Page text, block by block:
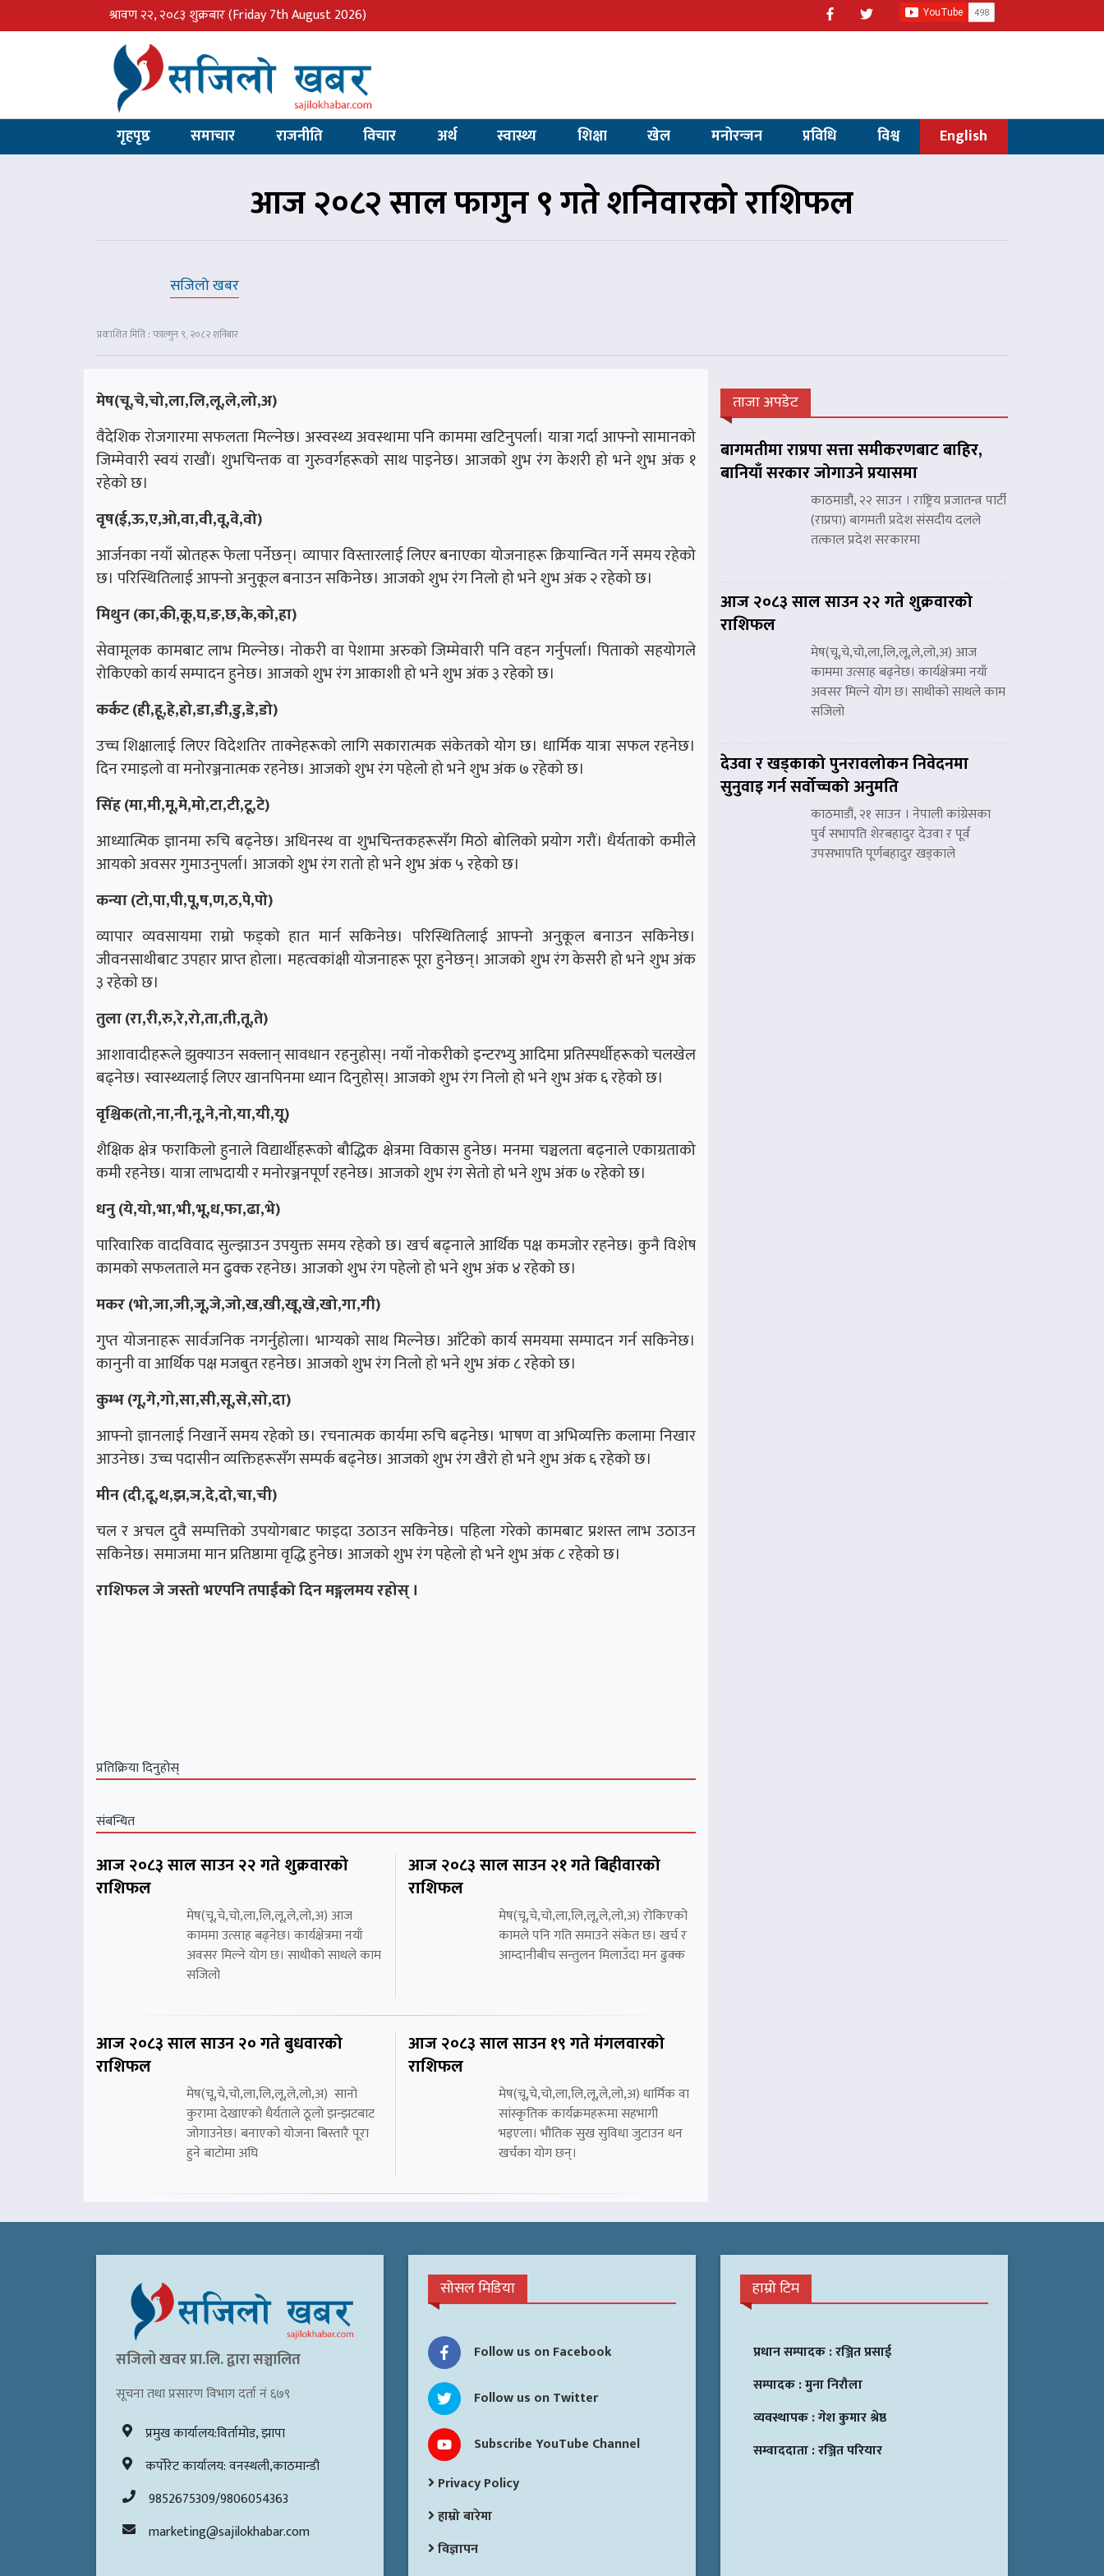
श्रावण २२, २०८३ शुक्रबार(Friday 7th August 2026)
गृहपृष्ठ समाचार राजनीति विचार अर्थ स्वास्थ्य शिक्षा खेल मनोरन्जन प्रविधि विश्व English
आज २०८२ साल फागुन ९ गते शनिवारको राशिफल
सजिलो खबर
प्रकाशित मिति : फाल्गुन ९, २०८२ शनिबार
मेष(चू,चे,चो,ला,लि,लू,ले,लो,अ)
वैदेशिक रोजगारमा सफलता मिल्नेछ। अस्वस्थ्य अवस्थामा पनि काममा खटिनुपर्ला। यात्रा गर्दा आफ्नो सामानको
जिम्मेवारी स्वयं राखौं। शुभचिन्तक वा गुरुवर्गहरूको साथ पाइनेछ। आजको शुभ रंग केशरी हो भने शुभ अंक १
रहेको छ।
वृष(ई,ऊ,ए,ओ,वा,वी,वू,वे,वो)
आर्जनका नयाँ स्रोतहरू फेला पर्नेछन्। व्यापार विस्तारलाई लिएर बनाएका योजनाहरू क्रियान्वित गर्ने समय रहेको
छ। परिस्थितिलाई आफ्नो अनुकूल बनाउन सकिनेछ। आजको शुभ रंग निलो हो भने शुभ अंक २ रहेको छ।
मिथुन (का,की,कू,घ,ङ,छ,के,को,हा)
सेवामूलक कामबाट लाभ मिल्नेछ। नोकरी वा पेशामा अरुको जिम्मेवारी पनि वहन गर्नुपर्ला। पिताको सहयोगले
रोकिएको कार्य सम्पादन हुनेछ। आजको शुभ रंग आकाशी हो भने शुभ अंक ३ रहेको छ।
कर्कट (ही,हू,हे,हो,डा,डी,डु,डे,डो)
उच्च शिक्षालाई लिएर विदेशतिर ताक्नेहरूको लागि सकारात्मक संकेतको योग छ। धार्मिक यात्रा सफल रहनेछ।
दिन रमाइलो वा मनोरञ्जनात्मक रहनेछ। आजको शुभ रंग पहेलो हो भने शुभ अंक ७ रहेको छ।
सिंह (मा,मी,मू,मे,मो,टा,टी,टू,टे)
आध्यात्मिक ज्ञानमा रुचि बढ्नेछ। अधिनस्थ वा शुभचिन्तकहरूसँग मिठो बोलिको प्रयोग गरौं। धैर्यताको कमीले
आयको अवसर गुमाउनुपर्ला। आजको शुभ रंग रातो हो भने शुभ अंक ५ रहेको छ।
कन्या (टो,पा,पी,पू,ष,ण,ठ,पे,पो)
व्यापार व्यवसायमा राम्रो फड्को हात मार्न सकिनेछ। परिस्थितिलाई आफ्नो अनुकूल बनाउन सकिनेछ।
जीवनसाथीबाट उपहार प्राप्त होला। महत्वकांक्षी योजनाहरू पूरा हुनेछन्। आजको शुभ रंग केसरी हो भने शुभ अंक
३ रहेको छ।
तुला (रा,री,रु,रे,रो,ता,ती,तू,ते)
आशावादीहरूले झुक्याउन सक्लान् सावधान रहनुहोस्। नयाँ नोकरीको इन्टरभ्यु आदिमा प्रतिस्पर्धीहरूको चलखेल
बढ्नेछ। स्वास्थ्यलाई लिएर खानपिनमा ध्यान दिनुहोस्। आजको शुभ रंग निलो हो भने शुभ अंक ६ रहेको छ।
वृश्चिक(तो,ना,नी,नू,ने,नो,या,यी,यू)
शैक्षिक क्षेत्र फराकिलो हुनाले विद्यार्थीहरूको बौद्धिक क्षेत्रमा विकास हुनेछ। मनमा चञ्चलता बढ्नाले एकाग्रताको
कमी रहनेछ। यात्रा लाभदायी र मनोरञ्जनपूर्ण रहनेछ। आजको शुभ रंग सेतो हो भने शुभ अंक ७ रहेको छ।
धनु (ये,यो,भा,भी,भू,ध,फा,ढा,भे)
पारिवारिक वादविवाद सुल्झाउन उपयुक्त समय रहेको छ। खर्च बढ्नाले आर्थिक पक्ष कमजोर रहनेछ। कुनै विशेष
कामको सफलताले मन ढुक्क रहनेछ। आजको शुभ रंग पहेलो हो भने शुभ अंक ४ रहेको छ।
मकर (भो,जा,जी,जू,जे,जो,ख,खी,खू,खे,खो,गा,गी)
गुप्त योजनाहरू सार्वजनिक नगर्नुहोला। भाग्यको साथ मिल्नेछ। आँटेको कार्य समयमा सम्पादन गर्न सकिनेछ।
कानुनी वा आर्थिक पक्ष मजबुत रहनेछ। आजको शुभ रंग निलो हो भने शुभ अंक ८ रहेको छ।
कुम्भ (गू,गे,गो,सा,सी,सू,से,सो,दा)
आफ्नो ज्ञानलाई निखार्ने समय रहेको छ। रचनात्मक कार्यमा रुचि बढ्नेछ। भाषण वा अभिव्यक्ति कलामा निखार
आउनेछ। उच्च पदासीन व्यक्तिहरूसँग सम्पर्क बढ्नेछ। आजको शुभ रंग खैरो हो भने शुभ अंक ६ रहेको छ।
मीन (दी,दू,थ,झ,ञ,दे,दो,चा,ची)
चल र अचल दुवै सम्पत्तिको उपयोगबाट फाइदा उठाउन सकिनेछ। पहिला गरेको कामबाट प्रशस्त लाभ उठाउन
सकिनेछ। समाजमा मान प्रतिष्ठामा वृद्धि हुनेछ। आजको शुभ रंग पहेलो हो भने शुभ अंक ८ रहेको छ।
राशिफल जे जस्तो भएपनि तपाईंको दिन मङ्गलमय रहोस् ।
प्रतिक्रिया दिनुहोस्
संबन्धित
आज २०८३ साल साउन २२ गते शुक्रवारको
राशिफल
मेष(चू,चे,चो,ला,लि,लू,ले,लो,अ) आज
काममा उत्साह बढ्नेछ। कार्यक्षेत्रमा नयाँ
अवसर मिल्ने योग छ। साथीको साथले काम
सजिलो
आज २०८३ साल साउन २१ गते बिहीवारको
राशिफल
मेष(चू,चे,चो,ला,लि,लू,ले,लो,अ) रोकिएको
कामले पनि गति समाउने संकेत छ। खर्च र
आम्दानीबीच सन्तुलन मिलाउँदा मन ढुक्क
आज २०८३ साल साउन २० गते बुधवारको
राशिफल
मेष(चू,चे,चो,ला,लि,लू,ले,लो,अ) सानो
कुरामा देखाएको धैर्यताले ठूलो झन्झटबाट
जोगाउनेछ। बनाएको योजना बिस्तारै पूरा
हुने बाटोमा अघि
आज २०८३ साल साउन १९ गते मंगलवारको
राशिफल
मेष(चू,चे,चो,ला,लि,लू,ले,लो,अ) धार्मिक वा
सांस्कृतिक कार्यक्रमहरूमा सहभागी
भइएला। भौतिक सुख सुविधा जुटाउन धन
खर्चका योग छन्।
ताजा अपडेट
बागमतीमा राप्रपा सत्ता समीकरणबाट बाहिर,
बानियाँ सरकार जोगाउने प्रयासमा
काठमाडौं, २२ साउन । राष्ट्रिय प्रजातन्त्र पार्टी
(राप्रपा) बागमती प्रदेश संसदीय दलले
तत्काल प्रदेश सरकारमा
आज २०८३ साल साउन २२ गते शुक्रवारको
राशिफल
मेष(चू,चे,चो,ला,लि,लू,ले,लो,अ) आज
काममा उत्साह बढ्नेछ। कार्यक्षेत्रमा नयाँ
अवसर मिल्ने योग छ। साथीको साथले काम
सजिलो
देउवा र खड्काको पुनरावलोकन निवेदनमा
सुनुवाइ गर्न सर्वोच्चको अनुमति
काठमाडौं, २१ साउन । नेपाली कांग्रेसका
पुर्व सभापति शेरबहादुर देउवा र पूर्व
उपसभापति पूर्णबहादुर खड्काले
सजिलो खवर प्रा.लि. द्वारा सञ्चालित
सूचना तथा प्रसारण विभाग दर्ता नं ६७९
प्रमुख कार्यालय:विर्तामोड, झापा
कर्पोरेट कार्यालय: वनस्थली,काठमान्डौ
9852675309/9806054363
marketing@sajilokhabar.com
सोसल मिडिया
Follow us on Facebook
Follow us on Twitter
Subscribe YouTube Channel
Privacy Policy
हाम्रो बारेमा
विज्ञापन
हाम्रो टिम
प्रधान सम्पादक :रञ्जित प्रसाई
सम्पादक :मुना निरौला
व्यवस्थापक :गेश कुमार श्रेष्ठ
सम्वाददाता :रञ्जित परियार